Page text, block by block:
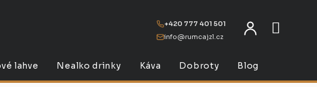
+420 777 401 501
info@rumcajzl.cz
lahve Nealko drinky Káva Dobroty Blog